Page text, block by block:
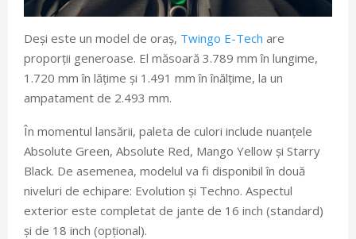
Deși este un model de oraș, Twingo E-Tech are
proporții generoase. El măsoară 3.789 mm în lungime,
1.720 mm în lățime și 1.491 mm în înălțime, la un
ampatament de 2.493 mm.
În momentul lansării, paleta de culori include nuanțele
Absolute Green, Absolute Red, Mango Yellow și Starry
Black. De asemenea, modelul va fi disponibil în două
niveluri de echipare: Evolution și Techno. Aspectul
exterior este completat de jante de 16 inch (standard)
și de 18 inch (opțional).